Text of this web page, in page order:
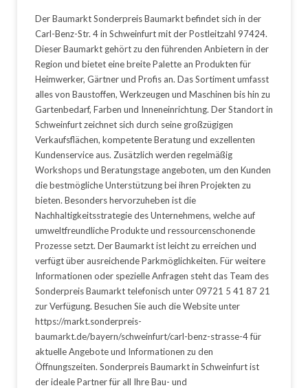
Der Baumarkt Sonderpreis Baumarkt befindet sich in der
Carl-Benz-Str. 4 in Schweinfurt mit der Postleitzahl 97424.
Dieser Baumarkt gehört zu den führenden Anbietern in der
Region und bietet eine breite Palette an Produkten für
Heimwerker, Gärtner und Profis an. Das Sortiment umfasst
alles von Baustoffen, Werkzeugen und Maschinen bis hin zu
Gartenbedarf, Farben und Inneneinrichtung. Der Standort in
Schweinfurt zeichnet sich durch seine großzügigen
Verkaufsflächen, kompetente Beratung und exzellenten
Kundenservice aus. Zusätzlich werden regelmäßig
Workshops und Beratungstage angeboten, um den Kunden
die bestmögliche Unterstützung bei ihren Projekten zu
bieten. Besonders hervorzuheben ist die
Nachhaltigkeitsstrategie des Unternehmens, welche auf
umweltfreundliche Produkte und ressourcenschonende
Prozesse setzt. Der Baumarkt ist leicht zu erreichen und
verfügt über ausreichende Parkmöglichkeiten. Für weitere
Informationen oder spezielle Anfragen steht das Team des
Sonderpreis Baumarkt telefonisch unter 09721 5 41 87 21
zur Verfügung. Besuchen Sie auch die Website unter
https://markt.sonderpreis-
baumarkt.de/bayern/schweinfurt/carl-benz-strasse-4 für
aktuelle Angebote und Informationen zu den
Öffnungszeiten. Sonderpreis Baumarkt in Schweinfurt ist
der ideale Partner für all Ihre Bau- und